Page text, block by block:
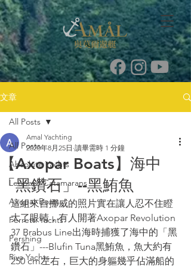
文章
All Posts
Absolute Yachts
Leopard Catamarans
Axopar Boats
Ferretti Yachts
Pershing
Riva Yachts
All Posts
【Axopar Boats】海中
「黑鑽石」--黑鮪魚
Amal Yachting
2020年8月25日 讀畢需時 1 分鐘
這組來自挪威的照片實在讓人忍不住瞪
大了眼睛，有人開著Axopar Revolution
37 Brabus Line出海時捕獲了海中的「黑
鑽石」---Blufin Tuna黑鮪魚，魚大約有
250 cm左右，巨大的身軀幾乎佔滿船的